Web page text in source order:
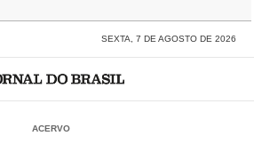
SEXTA, 7 DE AGOSTO DE 2026
ACERVO